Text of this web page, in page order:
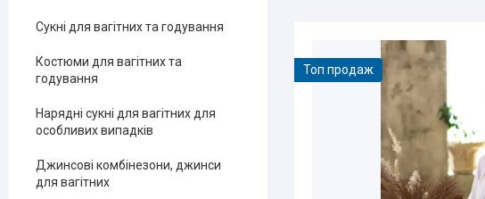
Топ продаж
Сукні для вагітних та годування
Костюми для вагітних та
годування
Нарядні сукні для вагітних для
особливих випадків
Джинсові комбінезони, джинси
для вагітних